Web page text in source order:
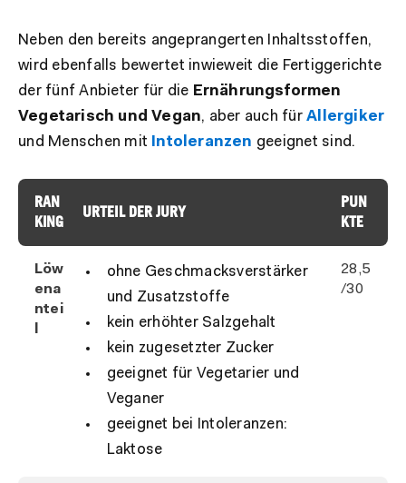
Neben den bereits angeprangerten Inhaltsstoffen,
wird ebenfalls bewertet inwieweit die Fertiggerichte
der fünf Anbieter für die Ernährungsformen
Vegetarisch und Vegan, aber auch fürAllergiker
und Menschen mit
Intoleranzen geeignet sind.
RAN
KING
URTEIL DER JURY
PUN
KTE
Löw
ena
ntei
ohne Geschmacksverstärker
und Zusatzstoffe
kein erhöhter Salzgehalt
kein zugesetzter Zucker
geeignet für Vegetarier und
Veganer
geeignet bei Intoleranzen:
Laktose
28,5
/30